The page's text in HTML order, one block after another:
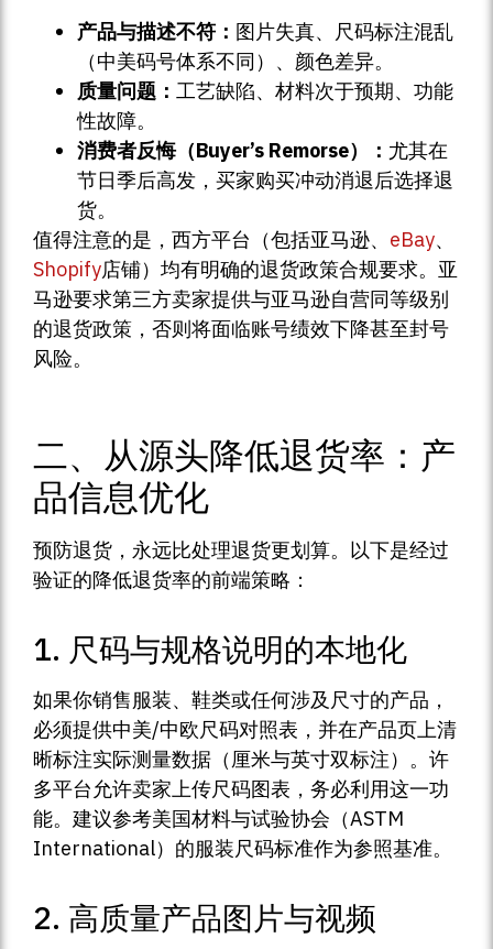
产品与描述不符： 图片失真、尺码标注混乱
（中美码号体系不同）、颜色差异。
质量问题： 工艺缺陷、材料次于预期、功能
性故障。
消费者反悔（Buyer’s Remorse）： 尤其在
节日季后高发，买家购买冲动消退后选择退
货。
值得注意的是，西方平台（包括亚马逊、 eBay、
Shopify店铺）均有明确的退货政策合规要求。亚
马逊要求第三方卖家提供与亚马逊自营同等级别
的退货政策，否则将面临账号绩效下降甚至封号
风险。
二、从源头降低退货率：产
品信息优化
预防退货，永远比处理退货更划算。以下是经过
验证的降低退货率的前端策略：
1. 尺码与规格说明的本地化
如果你销售服装、鞋类或任何涉及尺寸的产品，
必须提供中美/中欧尺码对照表，并在产品页上清
晰标注实际测量数据（厘米与英寸双标注）。许
多平台允许卖家上传尺码图表，务必利用这一功
能。建议参考美国材料与试验协会（ASTM
International）的服装尺码标准作为参照基准。
2. 高质量产品图片与视频